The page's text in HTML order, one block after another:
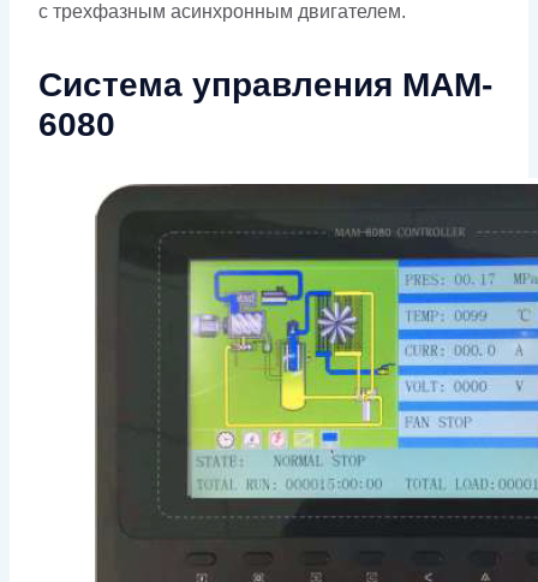
с трехфазным асинхронным двигателем.
Система управления MAM-
6080